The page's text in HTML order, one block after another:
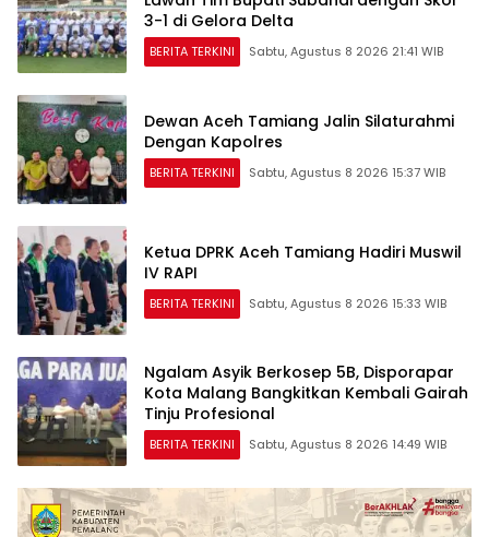
3-1 di Gelora Delta
BERITA TERKINI Sabtu, Agustus 8 2026 21:41 WIB
Dewan Aceh Tamiang Jalin Silaturahmi
Dengan Kapolres
BERITA TERKINI Sabtu, Agustus 8 2026 15:37 WIB
Ketua DPRK Aceh Tamiang Hadiri Muswil
IV RAPI
BERITA TERKINI Sabtu, Agustus 8 2026 15:33 WIB
Ngalam Asyik Berkosep 5B, Disporapar
Kota Malang Bangkitkan Kembali Gairah
Tinju Profesional
BERITA TERKINI Sabtu, Agustus 8 2026 14:49 WIB